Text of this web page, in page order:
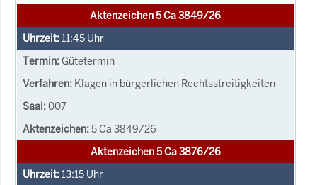
Aktenzeichen 5 Ca 3849/26
11:45 Uhr
Gütetermin
Klagen in bürgerlichen Rechtsstreitigkeiten
007
5 Ca 3849/26
Aktenzeichen 5 Ca 3876/26
13:15 Uhr